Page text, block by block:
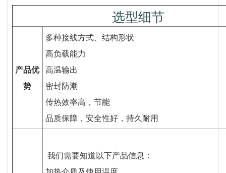
选型细节
产品优
势
多种接线方式、结构形状
高负载能力
高温输出
密封防潮
传热效率高，节能
品质保障，安全性好，持久耐用
我们需要知道以下产品信息：